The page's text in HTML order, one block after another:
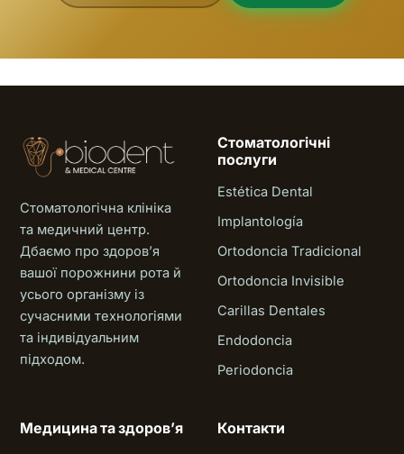
Стоматологічна клініка
та медичний центр.
Дбаємо про здоровʼя
вашої порожнини рота й
усього організму із
сучасними технологіями
та індивідуальним
підходом.
Стоматологічні
послуги
Estética Dental
Implantología
Ortodoncia Tradicional
Ortodoncia Invisible
Carillas Dentales
Endodoncia
Periodoncia
Медицина та здоровʼя Контакти